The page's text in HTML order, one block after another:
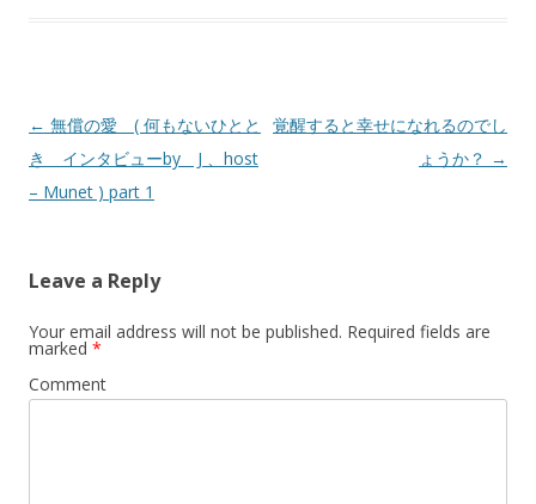
Post
navigation
← 無償の愛 ( 何もないひとと
き インタビューby J 、host
– Munet ) part 1
覚醒すると幸せになれるのでし
ょうか？ →
Leave a Reply
Your email address will not be published. Required fields are
marked *
Comment